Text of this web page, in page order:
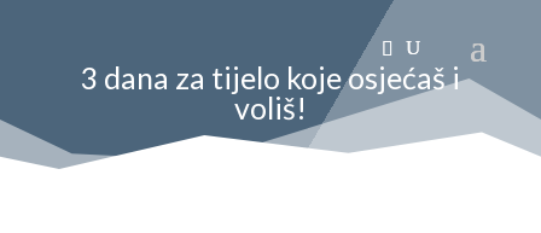
3 dana za tijelo koje osjećaš i
voliš!